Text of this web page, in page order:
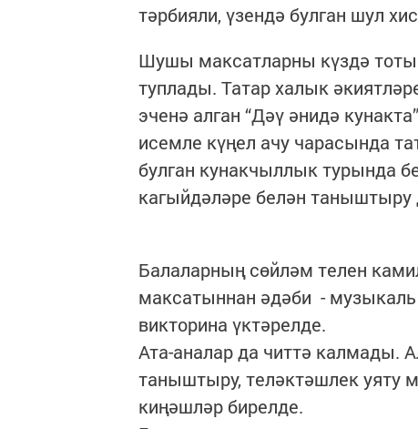
тәрбияли, үзендә булган шул
Шушы максатларны күздә
туплады. Татар халык
эченә алган “Дәү әнидә
исемле күңел ачу чарасында
булган кунакчыллык турында
кагыйдәләре белән таныштыру
Балаларның сөйләм телен
максатыннан әдәби - музыкаль
викторина үктәрелде.
Ата-аналар да читтә калмады.
таныштыру, теләктәшлек уяту
киңәшләр бирелде.